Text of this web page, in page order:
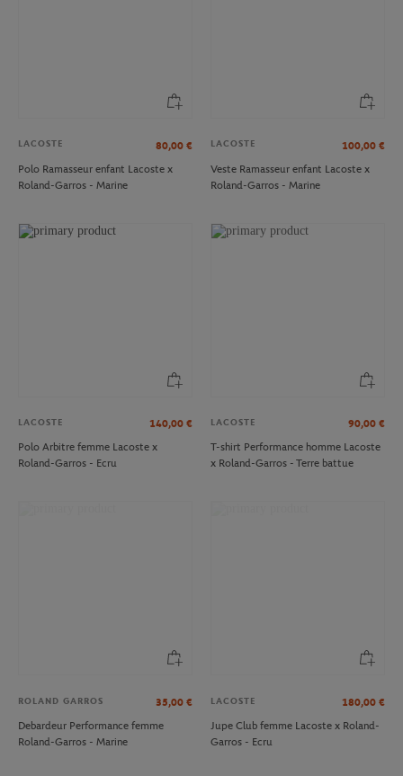
LACOSTE 80,00 €
Polo Ramasseur enfant Lacoste x
Roland-Garros - Marine
LACOSTE 100,00 €
Veste Ramasseur enfant Lacoste x
Roland-Garros - Marine
LACOSTE 140,00 €
Polo Arbitre femme Lacoste x
Roland-Garros - Ecru
LACOSTE 90,00 €
T-shirt Performance homme Lacoste
x Roland-Garros - Terre battue
ROLAND GARROS 35,00 €
Debardeur Performance femme
Roland-Garros - Marine
LACOSTE 180,00 €
Jupe Club femme Lacoste x Roland-
Garros - Ecru